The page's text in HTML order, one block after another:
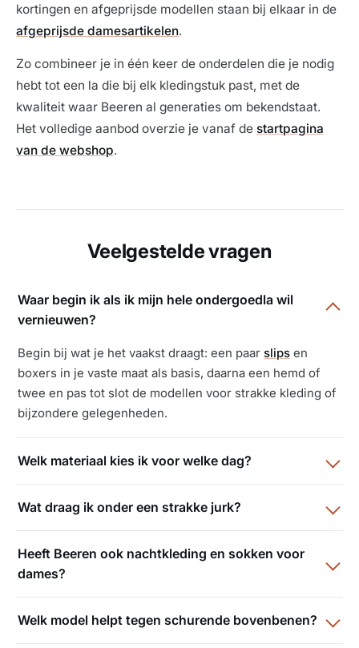
kortingen en afgeprijsde modellen staan bij elkaar in de
afgeprijsde damesartikelen.
Zo combineer je in één keer de onderdelen die je nodig
hebt tot een la die bij elk kledingstuk past, met de
kwaliteit waar Beeren al generaties om bekendstaat.
Het volledige aanbod overzie je vanaf de startpagina
van de webshop.
Veelgestelde vragen
Waar begin ik als ik mijn hele ondergoedla wil
vernieuwen?
Begin bij wat je het vaakst draagt: een paar slips en
boxers in je vaste maat als basis, daarna een hemd of
twee en pas tot slot de modellen voor strakke kleding of
bijzondere gelegenheden.
Welk materiaal kies ik voor welke dag?
Wat draag ik onder een strakke jurk?
Heeft Beeren ook nachtkleding en sokken voor
dames?
Welk model helpt tegen schurende bovenbenen?